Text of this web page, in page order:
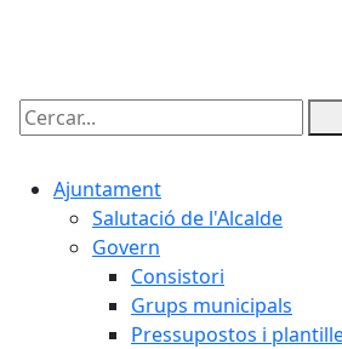
Cercar:
Ajuntament
Salutació de l'Alcalde
Govern
Consistori
Grups municipals
Pressupostos i